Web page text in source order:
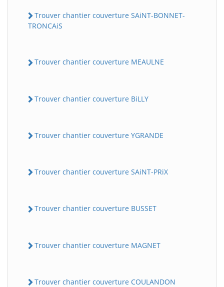
Trouver chantier couverture SAiNT-BONNET-
TRONCAiS
Trouver chantier couverture MEAULNE
Trouver chantier couverture BiLLY
Trouver chantier couverture YGRANDE
Trouver chantier couverture SAiNT-PRiX
Trouver chantier couverture BUSSET
Trouver chantier couverture MAGNET
Trouver chantier couverture COULANDON